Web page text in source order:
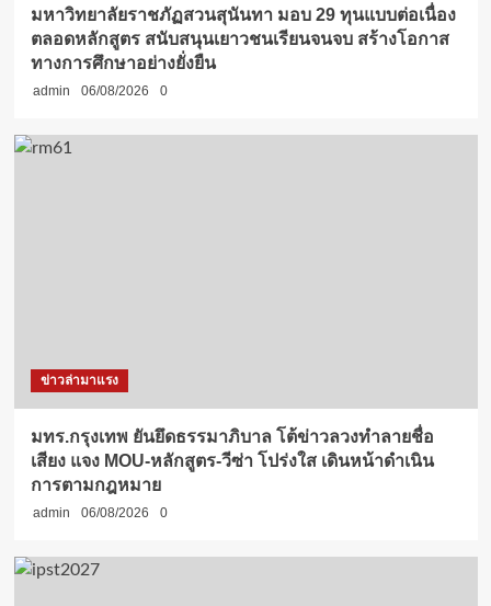
มหาวิทยาลัยราชภัฏสวนสุนันทา มอบ 29 ทุนแบบต่อเนื่อง
ตลอดหลักสูตร สนับสนุนเยาวชนเรียนจนจบ สร้างโอกาส
ทางการศึกษาอย่างยั่งยืน
admin 06/08/2026 0
ข่าวล่ามาแรง
มทร.กรุงเทพ ยันยึดธรรมาภิบาล โต้ข่าวลวงทำลายชื่อ
เสียง แจง MOU-หลักสูตร-วีซ่า โปร่งใส เดินหน้าดำเนิน
การตามกฎหมาย
admin 06/08/2026 0